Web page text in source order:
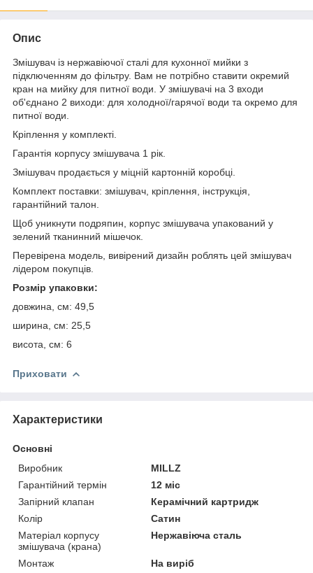
Опис
Змішувач із нержавіючої сталі для кухонної мийки з
підключенням до фільтру. Вам не потрібно ставити окремий
кран на мийку для питної води. У змішувачі на 3 входи
об'єднано 2 виходи: для холодної/гарячої води та окремо для
питної води.
Кріплення у комплекті.
Гарантія корпусу змішувача 1 рік.
Змішувач продається у міцній картонній коробці.
Комплект поставки: змішувач, кріплення, інструкція,
гарантійний талон.
Щоб уникнути подряпин, корпус змішувача упакований у
зелений тканинний мішечок.
Перевірена модель, вивірений дизайн роблять цей змішувач
лідером покупців.
Розмір упаковки:
довжина, см: 49,5
ширина, см: 25,5
висота, см: 6
Приховати
Характеристики
Основні
Виробник
MILLZ
Гарантійний термін
12 міс
Запірний клапан
Керамічний картридж
Колір
Сатин
Матеріал корпусу
змішувача (крана)
Нержавіюча сталь
Монтаж На виріб